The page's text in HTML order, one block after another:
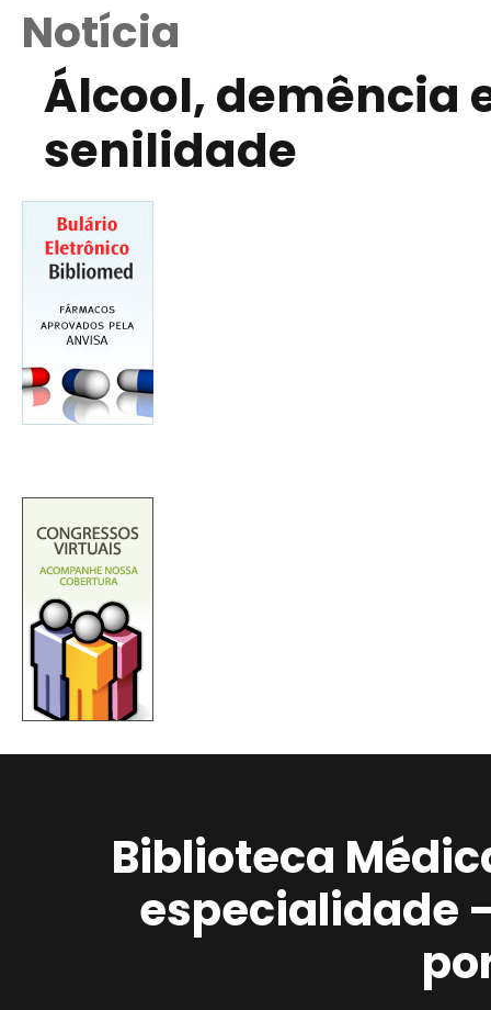
Notícia
Álcool, demência
senilidade
Biblioteca
especialidade